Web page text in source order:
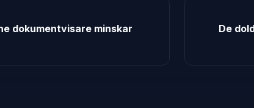
dokumentvisare minskar
De